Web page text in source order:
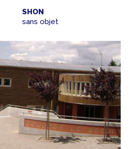
SHON
sans objet